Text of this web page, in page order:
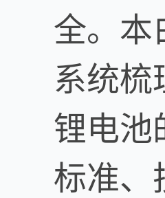
全。本
系统梳
锂电池
标准、